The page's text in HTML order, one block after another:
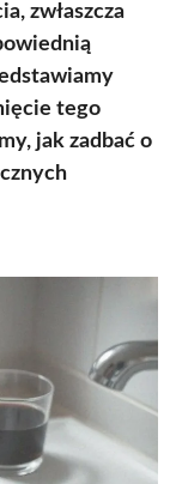
zwłaszcza
tego
jak zadbać o